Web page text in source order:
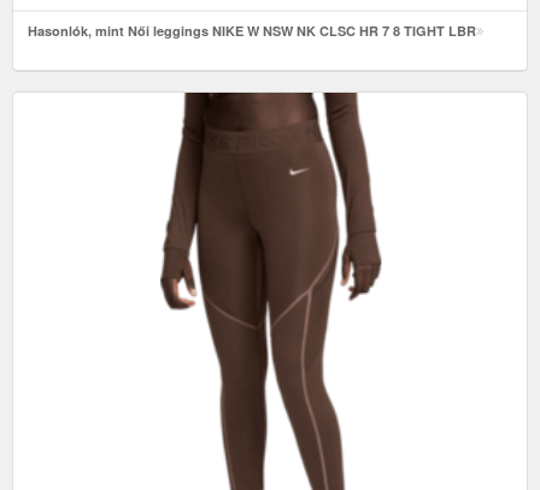
Hasonlók, mint Női leggings NIKE W NSW NK CLSC HR 7 8 TIGHT LBR